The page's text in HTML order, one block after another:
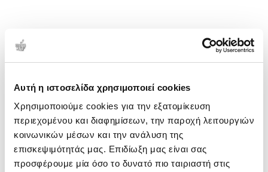
Αυτή η ιστοσελίδα χρησιμοποιεί cookies
Χρησιμοποιούμε cookies για την εξατομίκευση
περιεχομένου και διαφημίσεων, την παροχή λειτουργιών
κοινωνικών μέσων και την ανάλυση της
επισκεψιμότητάς μας. Επιδίωξη μας είναι σας
προσφέρουμε μία όσο το δυνατό πιο ταιριαστή στις